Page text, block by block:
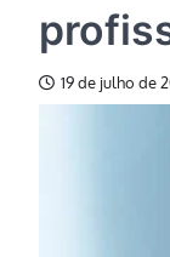
19 de julho de